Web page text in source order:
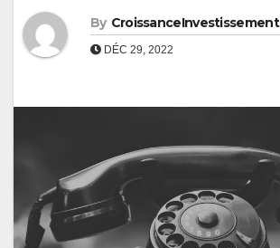
By CroissanceInvestissement
DÉC 29, 2022